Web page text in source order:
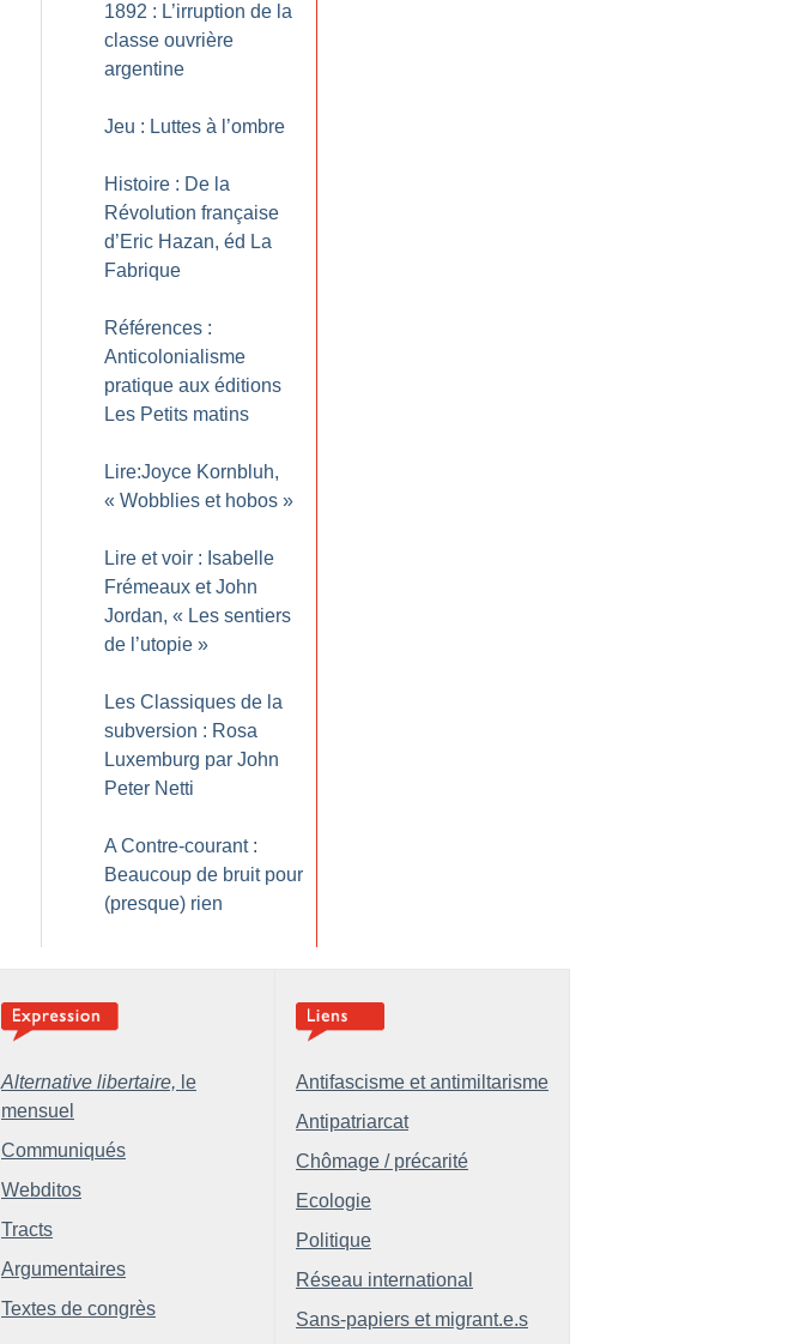
1892 : L’irruption de la
classe ouvrière
argentine
Jeu : Luttes à l’ombre
Histoire : De la
Révolution française
d’Eric Hazan, éd La
Fabrique
Références :
Anticolonialisme
pratique aux éditions
Les Petits matins
Lire:Joyce Kornbluh,
« Wobblies et hobos »
Lire et voir : Isabelle
Frémeaux et John
Jordan, « Les sentiers
de l’utopie »
Les Classiques de la
subversion : Rosa
Luxemburg par John
Peter Netti
A Contre-courant :
Beaucoup de bruit pour
(presque) rien
Alternative libertaire, le
mensuel
Communiqués
Webditos
Tracts
Argumentaires
Textes de congrès
Antifascisme et antimiltarisme
Antipatriarcat
Chômage / précarité
Ecologie
Politique
Réseau international
Sans-papiers et migrant.e.s